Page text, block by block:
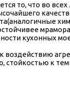
то, что во
кухонных
к